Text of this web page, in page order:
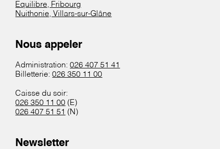
Equilibre, Fribourg
Nuithonie, Villars-sur-Glâne
Nous appeler
Administration:026 407 51 41
Billetterie:026 350 11 00
Caisse du soir:
026 350 11 00 (E)
026 407 51 51 (N)
Newsletter